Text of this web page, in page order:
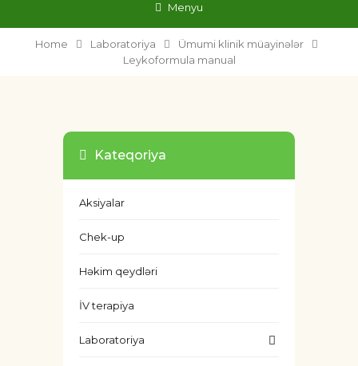
Menyu
Home Laboratoriya
Ümumi klinik müayinələr
Leykoformula manual
Kateqoriya
Aksiyalar
Chek-up
Həkim qeydləri
İV terapiya
Laboratoriya